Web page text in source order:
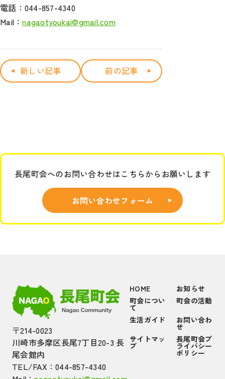
電話：044-857-4340
Mail：nagaotyoukai@gmail.com
新しい記事 前の記事
長尾町会へのお問い合わせはこちらからお願いします
お問い合わせフォーム
〒214-0023
川崎市多摩区長尾7丁目20-3 長
尾会館内
TEL/FAX：044-857-4340
HOME
お知らせ
町会につい
て
町会の活動
生活ガイド
お問い合わ
せ
サイトマッ
プ
長尾町会プ
ライバシー
ポリシー